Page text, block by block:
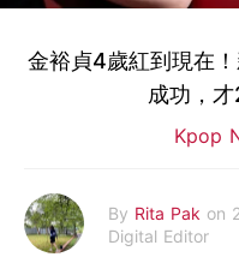
金裕貞4歲紅到現在
成功，
Kpop
By Rita Pak on
Digital Editor